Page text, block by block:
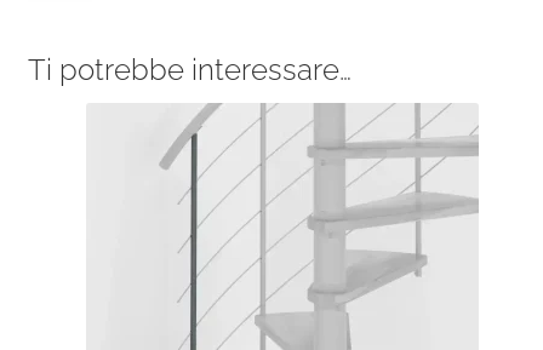
Ti potrebbe interessare…